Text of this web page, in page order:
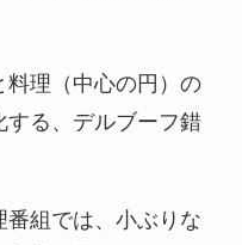
料理（中心の円）の
る、デルブーフ錯
組では、小ぶりな